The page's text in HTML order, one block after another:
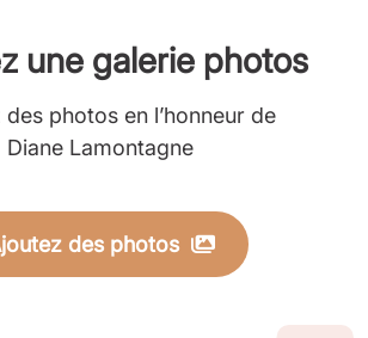
une galerie photos
photos en l’honneur de
Diane Lamontagne
des photos